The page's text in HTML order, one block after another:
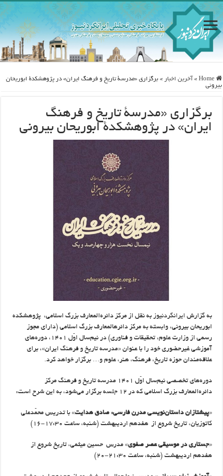
Home
» آخرین اخبار » برگزاری «مدرسۀ تاریخ و فرهنگ ایران» در پژوهشکدۀ ابوریحان
بیرونی
برگزاری «مدرسۀ تاریخ و فرهنگ
ایران» در پژوهشکدۀ ابوریحان بیرونی
به گزارش ایرانگردنیوز به نقل از مرکز دائره‌المعارف بزرگ اسلامی، پژوهشکده
ابوریحان بیرونی، وابسته به مرکز دائرهالمعارف بزرگ اسلامی (دارای مجوز
رسمی از وزارت علوم، تحقیقات و فناوری) در نیم‌سال اوّل ۱۴۰۱، دوره‌های
آموزشی غیرحضوری خود را با عنوان «مدرسه تاریخ و فرهنگ ایران»، برای
علاقه‌مندان حوزه تاریخ، فرهنگ، هنر، علوم و… برگزار خواهد کرد.
دوره‌های تخصصی نیم‌سال اوّل ۱۴۰۱ مدرسه تاریخ و فرهنگ مرکز
دائره‌المعارف بزرگ اسلامی که در ۱۲ جلسه برگزار می‌شود، به این شرح است:
«پیشتازان ‎داستان‌‎نویسی ‎مدرن فارسی: صادق ‎هدایت
» با تدریس محمّد‎علی
کاتوزیان، تاریخ شروع از هفدهم اردیبهشت (شنبه، ساعت ۱۷:۳۰-۱۶)
«جستاری در موسیقی عصر صفوی» مدرس حسین میثمی، تاریخ شروع از
هفدهم اردیبهشت (شنبه، ساعت ۲۱:۳۰-۲۰)